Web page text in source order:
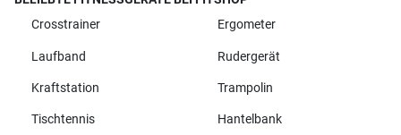
Crosstrainer
Ergometer
Laufband Rudergerät
Kraftstation Trampolin
Tischtennis Hantelbank